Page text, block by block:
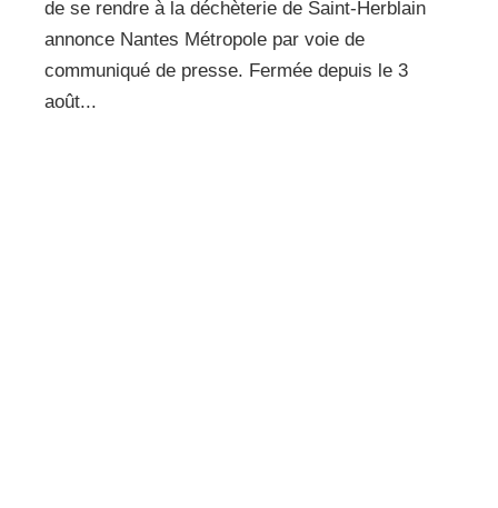
de se rendre à la déchèterie de Saint-Herblain
annonce Nantes Métropole par voie de
communiqué de presse. Fermée depuis le 3
août...